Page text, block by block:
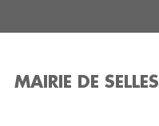
MAIRIE DE SELLES